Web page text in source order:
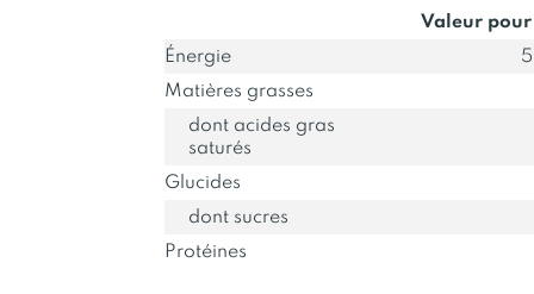
Valeur pour
Énergie
Matières grasses
dont acides gras
saturés
Glucides
dont sucres
Protéines